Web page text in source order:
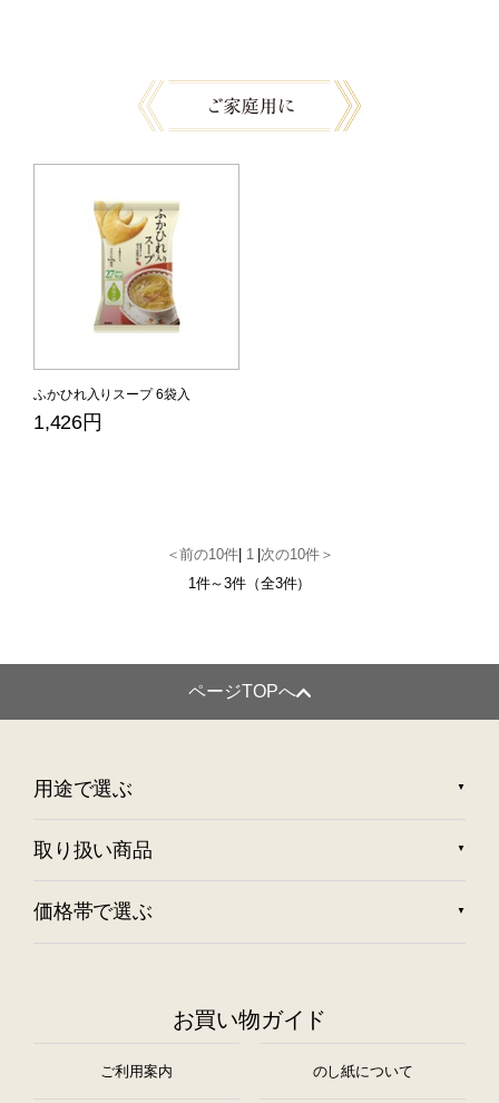
ふかひれ入りスープ 6袋入
1,426円
＜前の10件| 1| 次の10件＞
1件～3件（全3件）
ページTOPへ
用途で選ぶ
取り扱い商品
価格帯で選ぶ
お買い物ガイド
ご利用案内 のし紙について